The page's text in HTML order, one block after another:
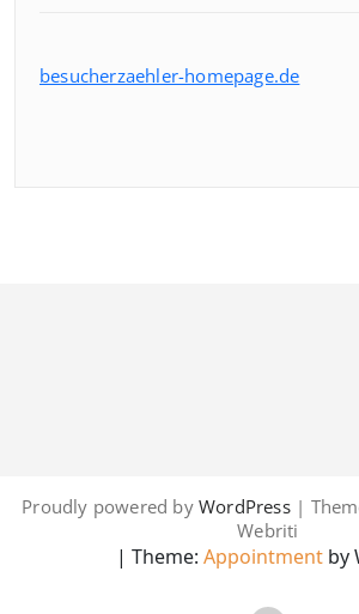
besucherzaehler-homepage.de
Proudly powered byWordPress|
Webriti
| Theme: Appointment by